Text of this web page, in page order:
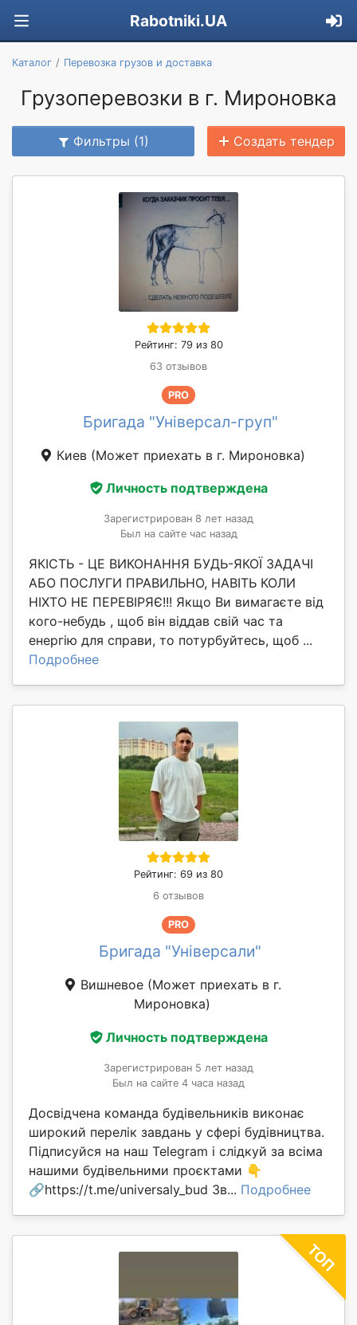
Rabotniki.UA
Каталог Перевозка грузов и доставка
Грузоперевозки в г. Мироновка
Фильтры (1) Создать тендер
Рейтинг: 79 из 80
63 отзывов
PRO
Бригада "Універсал-груп"
Киев (Может приехать в г. Мироновка)
Личность подтверждена
Зарегистрирован 8 лет назад
Был на сайте час назад
ЯКІСТЬ - ЦЕ ВИКОНАННЯ БУДЬ-ЯКОЇ ЗАДАЧІ
АБО ПОСЛУГИ ПРАВИЛЬНО, НАВІТЬ КОЛИ
НІХТО НЕ ПЕРЕВІРЯЄ!!! Якщо Ви вимагаєте від
кого-небудь , щоб він віддав свій час та
енергію для справи, то потурбуйтесь, щоб ...
Подробнее
Рейтинг: 69 из 80
6 отзывов
PRO
Бригада "Універсали"
Вишневое (Может приехать в г.
Мироновка)
Личность подтверждена
Зарегистрирован 5 лет назад
Был на сайте 4 часа назад
Досвідчена команда будівельників виконає
широкий перелік завдань у сфері будівництва.
Підписуйся на наш Telegram і слідкуй за всіма
нашими будівельними проєктами 👇
🔗https://t.me/universaly_bud Зв... Подробнее